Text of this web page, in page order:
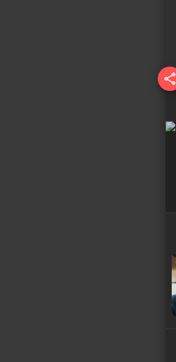
